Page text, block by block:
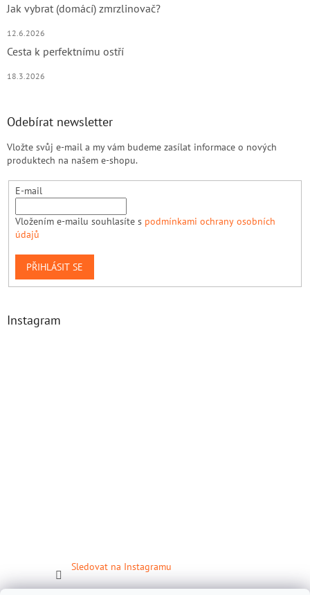
Jak vybrat (domácí) zmrzlinovač?
12.6.2026
Cesta k perfektnímu ostří
18.3.2026
Odebírat newsletter
Vložte svůj e-mail a my vám budeme zasílat informace o nových
produktech na našem e-shopu.
E-mail
Vložením e-mailu souhlasíte s podmínkami ochrany osobních
údajů
PŘIHLÁSIT SE
Instagram
Sledovat na Instagramu